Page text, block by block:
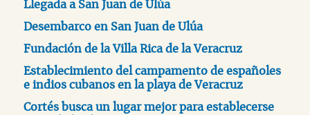
Llegada a San Juan de Ulúa
Desembarco en San Juan de Ulúa
Fundación de la Villa Rica de la Veracruz
Establecimiento del campamento de españoles
e indios cubanos en la playa de Veracruz
Cortés busca un lugar mejor para establecerse